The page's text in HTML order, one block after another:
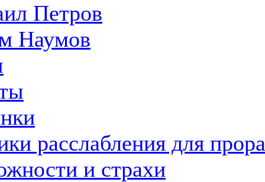
Петров
Наумов
расслабления для
и страхи